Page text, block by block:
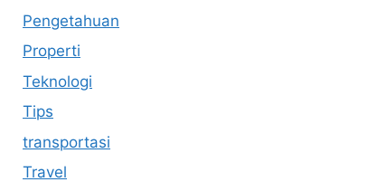
Pengetahuan
Properti
Teknologi
Tips
transportasi
Travel